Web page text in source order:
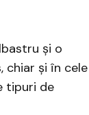
și o
chiar și în cele
tipuri de